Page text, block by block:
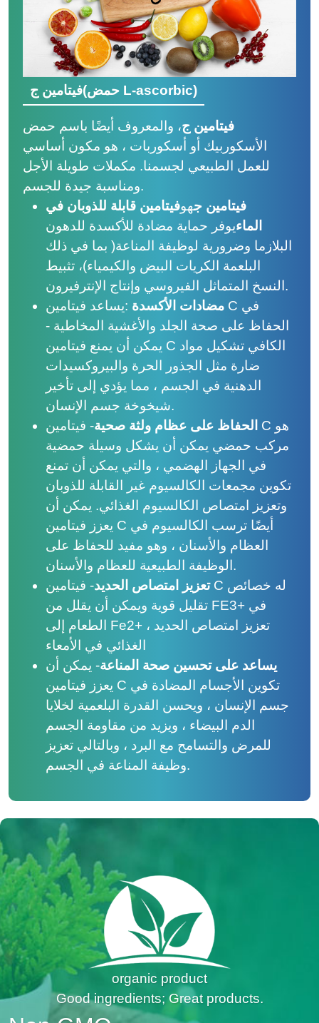
فيتامين ج(حمض L-ascorbic)
فيتامين ج، والمعروف أيضًا باسم حمض
الأسكوربيك أو أسكوربات ، هو مكون أساسي
للعمل الطبيعي لجسمنا. مكملات طويلة الأجل
ومناسبة جيدة للجسم.
فيتامين جهوفيتامين قابلة للذوبان في
الماءيوفر حماية مضادة للأكسدة للدهون
البلازما وضرورية لوظيفة المناعة( بما في ذلك
البلعمة الكريات البيض والكيمياء)، تثبيط
النسخ المتماثل الفيروسي وإنتاج الإنترفيرون.
مضادات الأكسدة :يساعد فيتامين C في
الحفاظ على صحة الجلد والأغشية المخاطية -
يمكن أن يمنع فيتامين C الكافي تشكيل مواد
ضارة مثل الجذور الحرة والبيروكسيدات
الدهنية في الجسم ، مما يؤدي إلى تأخير
شيخوخة جسم الإنسان.
الحفاظ على عظام ولثة صحية- فيتامين C هو
مركب حمضي يمكن أن يشكل وسيلة حمضية
في الجهاز الهضمي ، والتي يمكن أن تمنع
تكوين مجمعات الكالسيوم غير القابلة للذوبان
وتعزيز امتصاص الكالسيوم الغذائي. يمكن أن
يعزز فيتامين C أيضًا ترسب الكالسيوم في
العظام والأسنان ، وهو مفيد للحفاظ على
الوظيفة الطبيعية للعظام والأسنان.
تعزيز امتصاص الحديد- فيتامين C له خصائص
تقليل قوية ويمكن أن يقلل من FE3+ في
الطعام إلى Fe2+ ، تعزيز امتصاص الحديد
الغذائي في الأمعاء
يساعد على تحسين صحة المناعة- يمكن أن
يعزز فيتامين C تكوين الأجسام المضادة في
جسم الإنسان ، ويحسن القدرة البلعمية لخلايا
الدم البيضاء ، ويزيد من مقاومة الجسم
للمرض والتسامح مع البرد ، وبالتالي تعزيز
وظيفة المناعة في الجسم.
organic product
Good ingredients; Great products.